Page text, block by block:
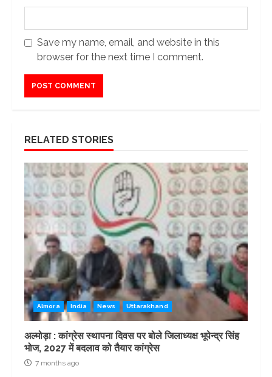
Save my name, email, and website in this
browser for the next time I comment.
RELATED STORIES
Almora India News Uttarakhand
अल्मोड़ा : कांग्रेस स्थापना दिवस पर बोले जिलाध्यक्ष भूपेन्द्र सिंह
भोज, 2027 में बदलाव को तैयार कांग्रेस
7 months ago